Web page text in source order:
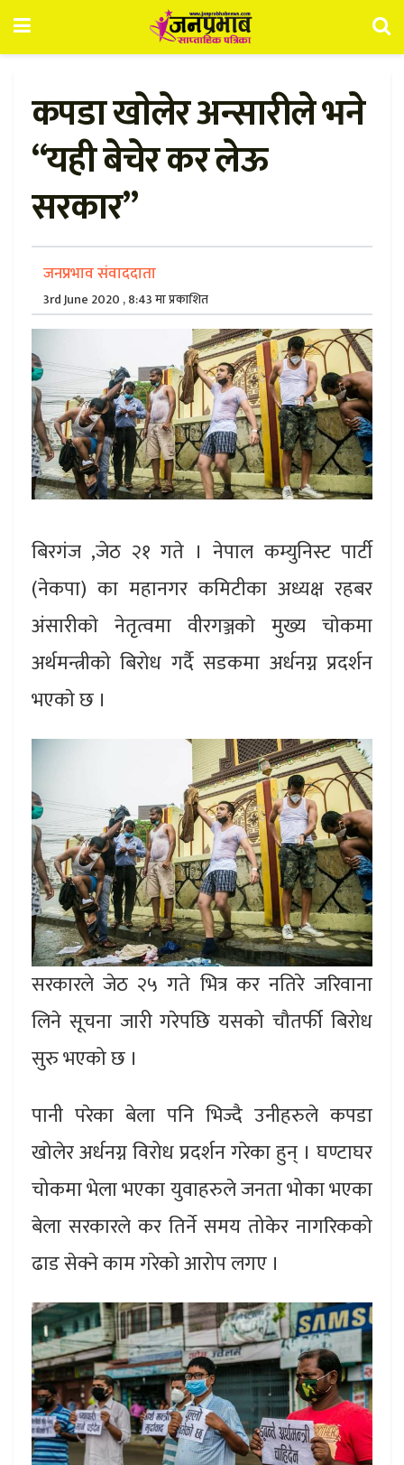
कपडा खाेलेर अन्सारीले भने
“यही बेचेर कर लेऊ
सरकार”
जनप्रभाव संवाददाता
3rd June 2020 , 8:43 मा प्रकाशित
बिरगंज ,जेठ २१ गते । नेपाल कम्युनिस्ट पार्टी
(नेकपा) का महानगर कमिटीका अध्यक्ष रहबर
अंसारीकाे नेतृत्वमा वीरगञ्जकाे मुख्य चाेकमा
अर्थमन्त्रीको बिरोध गर्दै सडकमा अर्धनग्न प्रदर्शन
भएकाे छ ।
सरकारले जेठ २५ गते भित्र कर नतिरे जरिवाना
लिने सूचना जारी गरेपछि यसको चौतर्फी बिरोध
सुरु भएको छ ।
पानी परेका बेला पनि भिज्दै उनीहरुले कपडा
खोलेर अर्धनग्न विरोध प्रदर्शन गरेका हुन् । घण्टाघर
चोकमा भेला भएका युवाहरुले जनता भोका भएका
बेला सरकारले कर तिर्ने समय तोकेर नागरिकको
ढाड सेक्ने काम गरेको आरोप लगए ।